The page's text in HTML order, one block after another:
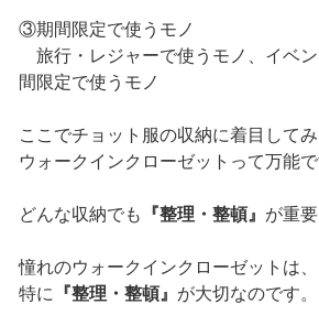
③期間限定で使うモノ
旅行・レジャーで使うモノ、イベ
間限定で使うモノ
ここでチョット服の収納に着目してみ
ウォークインクローゼットって万能で
どんな収納でも 『整理・整頓』 が重
憧れのウォークインクローゼットは、
特に
『整理・整頓』 が大切なのです。